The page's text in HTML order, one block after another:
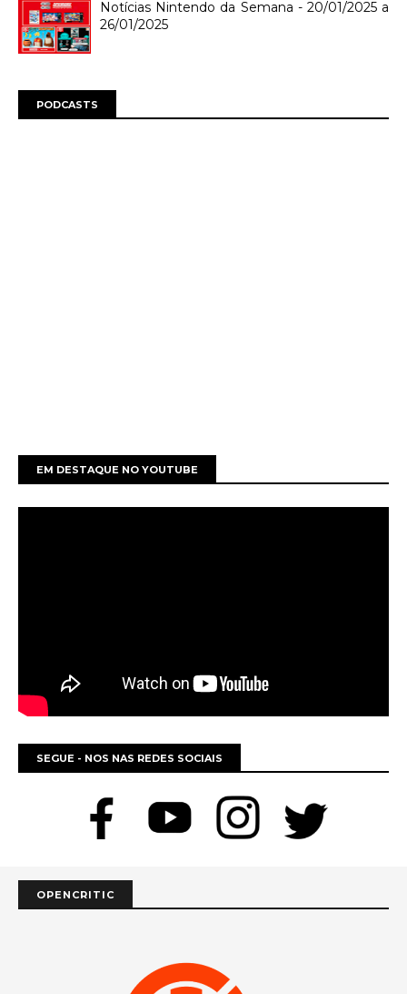
Notícias Nintendo da Semana - 20/01/2025 a
26/01/2025
PODCASTS
EM DESTAQUE NO YOUTUBE
SEGUE - NOS NAS REDES SOCIAIS
OPENCRITIC